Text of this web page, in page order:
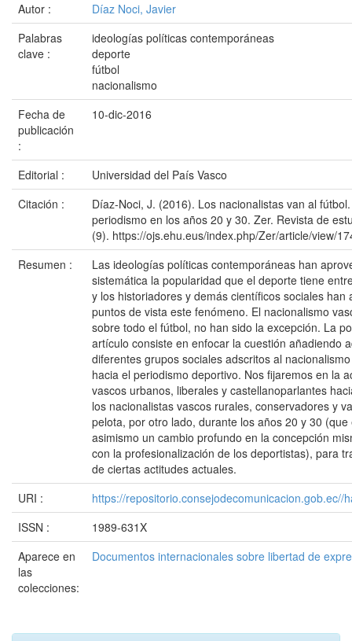
Autor :
Díaz Noci, Javier
Palabras
clave :
ideologías políticas contemporáneas
deporte
fútbol
nacionalismo
Fecha de
publicación
:
10-dic-2016
Editorial :
Universidad del País Vasco
Citación :
Díaz-Noci, J. (2016). Los nacionalistas van al
periodismo en los años 20 y 30. Zer. Revista de
(9). https://ojs.ehu.eus/index.php/Zer/article/view/
Resumen :
Las ideologías políticas contemporáneas han
sistemática la popularidad que el deporte tiene
y los historiadores y demás científicos sociales han
puntos de vista este fenómeno. El nacionalismo
sobre todo el fútbol, no han sido la excepción. La
artículo consiste en enfocar la cuestión añadiendo
diferentes grupos sociales adscritos al
hacia el periodismo deportivo. Nos fijaremos en la
vascos urbanos, liberales y castellanoparlantes
los nacionalistas vascos rurales, conservadores y
pelota, por otro lado, durante los años 20 y 30
asimismo un cambio profundo en la concepción
con la profesionalización de los deportistas), para
de ciertas actitudes actuales.
URI :
https://repositorio.consejodecomunicacion.gob.ec//
ISSN :
1989-631X
Aparece en
las
colecciones:
Documentos internacionales sobre libertad de